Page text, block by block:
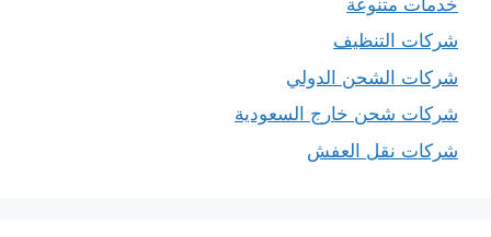
شركات التنظيف
شركات الشحن الدولي
شركات شحن خارج السعودية
شركات نقل العفش